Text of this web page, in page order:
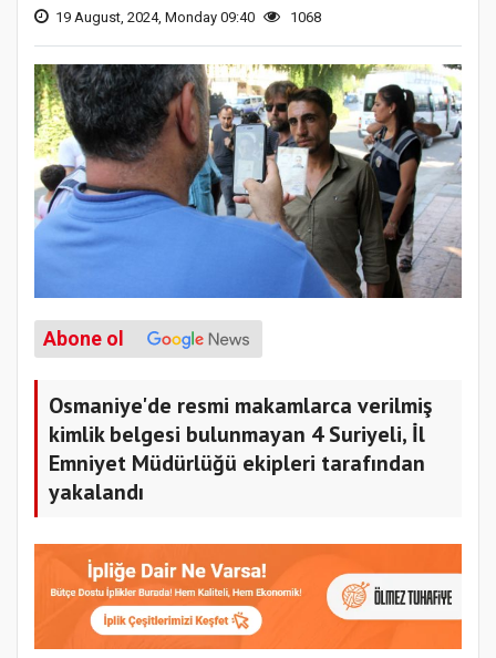
19 August, 2024, Monday 09:40 1068
Abone ol
Osmaniye'de resmi makamlarca verilmiş
kimlik belgesi bulunmayan 4 Suriyeli, İl
Emniyet Müdürlüğü ekipleri tarafından
yakalandı